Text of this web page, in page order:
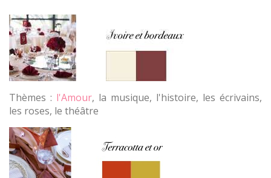
Thèmes : l'Amour, la musique, l'histoire, les écrivains,
les roses, le théâtre